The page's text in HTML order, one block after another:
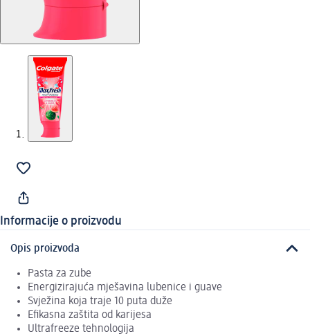
Informacije o proizvodu
Opis proizvoda
Pasta za zube
Energizirajuća mješavina lubenice i guave
Svježina koja traje 10 puta duže
Efikasna zaštita od karijesa
Ultrafreeze tehnologija